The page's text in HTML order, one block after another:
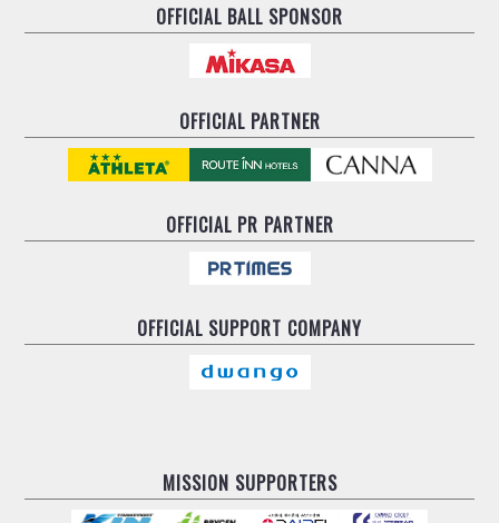
ポルセイド浜田
ミラクルスマイル新居浜
OFFICIAL BALL SPONSOR
OFFICIAL PARTNER
OFFICIALPR PARTNER
OFFICIAL SUPPORT COMPANY
MISSION SUPPORTERS